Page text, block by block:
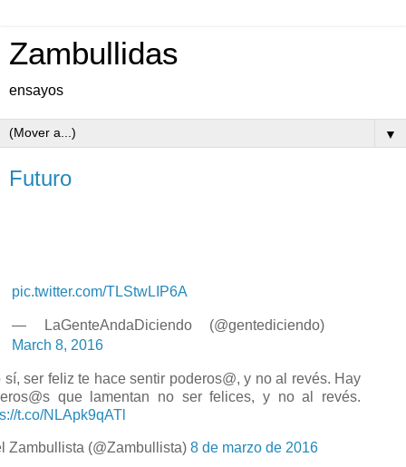
Zambullidas
ensayos
▼
Futuro
pic.twitter.com/TLStwLIP6A
— LaGenteAndaDiciendo (@gentediciendo)
March 8, 2016
sí, ser feliz te hace sentir poderos@, y no al revés. Hay
que lamentan no ser felices, y no al revés.
t.co/NLApk9qATl
Zambullista (@Zambullista) 8 de marzo de 2016